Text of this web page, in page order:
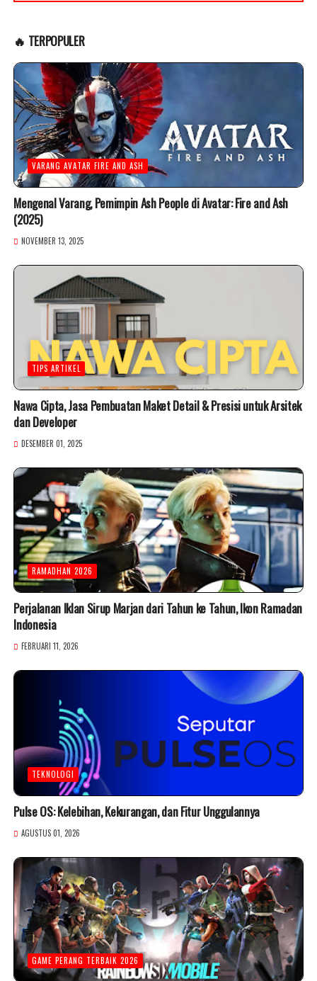
🔥 TERPOPULER
VARANG AVATAR FIRE AND ASH
Mengenal Varang, Pemimpin Ash People di Avatar: Fire and Ash
(2025)
NOVEMBER 13, 2025
TIPS ARTIKEL
Nawa Cipta, Jasa Pembuatan Maket Detail & Presisi untuk Arsitek
dan Developer
DESEMBER 01, 2025
RAMADHAN 2026
Perjalanan Iklan Sirup Marjan dari Tahun ke Tahun, Ikon Ramadan
Indonesia
FEBRUARI 11, 2026
TEKNOLOGI
Pulse OS: Kelebihan, Kekurangan, dan Fitur Unggulannya
AGUSTUS 01, 2026
GAME PERANG TERBAIK 2026